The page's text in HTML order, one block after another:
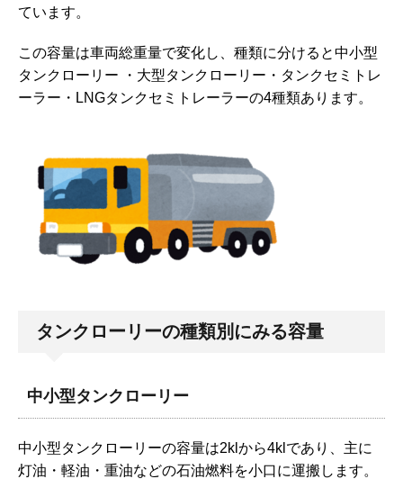
ています。
この容量は車両総重量で変化し、種類に分けると中小型
タンクローリー ・大型タンクローリー・タンクセミトレ
ーラー・LNGタンクセミトレーラーの4種類あります。
タンクローリーの種類別にみる容量
中小型タンクローリー
中小型タンクローリーの容量は2klから4klであり、主に
灯油・軽油・重油などの石油燃料を小口に運搬します。